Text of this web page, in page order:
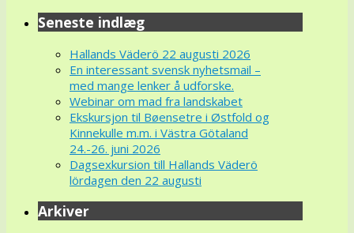
Seneste indlæg
Hallands Väderö 22 augusti 2026
En interessant svensk nyhetsmail –
med mange lenker å udforske.
Webinar om mad fra landskabet
Ekskursjon til Bøensetre i Østfold og
Kinnekulle m.m. i Västra Götaland
24.-26. juni 2026
Dagsexkursion till Hallands Väderö
lördagen den 22 augusti
Arkiver